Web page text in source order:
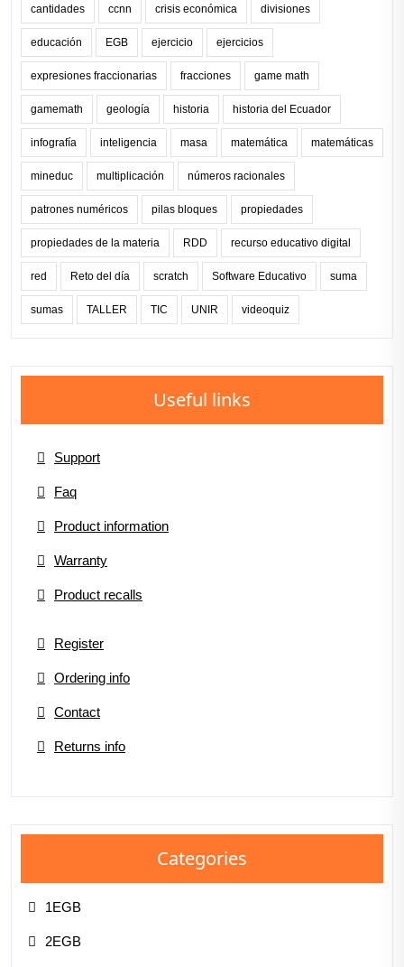
cantidades ccnn crisis económica divisiones
educación EGB ejercicio ejercicios
expresiones fraccionarias fracciones game math
gamemath geología historia historia del Ecuador
infografía inteligencia masa matemática matemáticas
mineduc multiplicación números racionales
patrones numéricos pilas bloques propiedades
propiedades de la materia RDD recurso educativo digital
red Reto del día scratch Software Educativo suma
sumas TALLER TIC UNIR videoquiz
Useful links
Support
Faq
Product information
Warranty
Product recalls
Register
Ordering info
Contact
Returns info
Categories
1EGB
2EGB